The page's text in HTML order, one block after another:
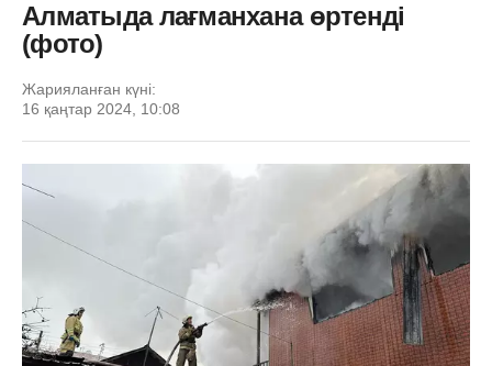
Алматыда лағманхана өртенді
(фото)
Жарияланған күні:
16 қаңтар 2024, 10:08